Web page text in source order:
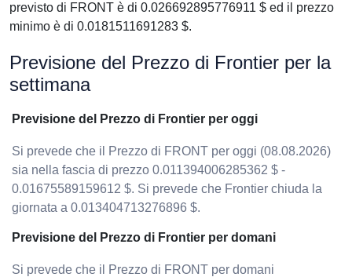
previsto di FRONT è di 0.026692895776911 $ ed il prezzo
minimo è di 0.0181511691283 $.
Previsione del Prezzo di Frontier per la
settimana
Previsione del Prezzo di Frontier per oggi
Si prevede che il Prezzo di FRONT per oggi (08.08.2026)
sia nella fascia di prezzo 0.011394006285362 $ -
0.01675589159612 $. Si prevede che Frontier chiuda la
giornata a 0.013404713276896 $.
Previsione del Prezzo di Frontier per domani
Si prevede che il Prezzo di FRONT per domani